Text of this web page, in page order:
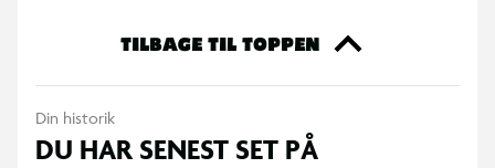
ekstra til din samling eller til at give den perfekte gave til en
TILBAGE TIL TOPPEN
Din historik
DU HAR SENEST SET PÅ